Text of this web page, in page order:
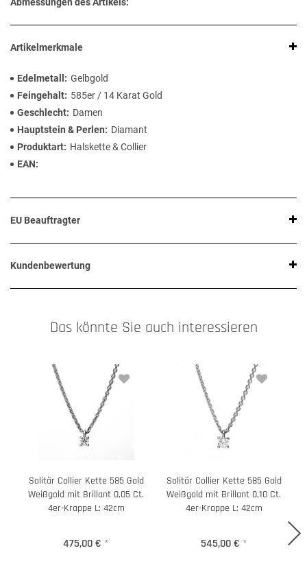
Abmessungen des Artikels:
Artikelmerkmale
Edelmetall
Gelbgold
Feingehalt
585er / 14 Karat Gold
Geschlecht
Damen
Hauptstein & Perlen
Diamant
Produktart
Halskette & Collier
EAN
EU Beauftragter
Kundenbewertung
Das könnte Sie auch interessieren
Solitär Collier Kette 585 Gold
Weißgold mit Brillant 0,05 Ct.
4er-Krappe L: 42cm
475,00 € *
Solitär Collier Kette 585 Gold
Weißgold mit Brillant 0,10 Ct.
4er-Krappe L: 42cm
545,00 € *